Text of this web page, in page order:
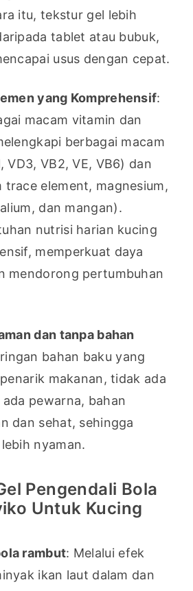
itu, tekstur gel lebih
tablet atau bubuk,
usus dengan cepat.
yang Komprehensif:
macam vitamin dan
berbagai macam
VD3, VB2, VE, VB6) dan
trace element, magnesium,
dan mangan).
nutrisi harian kucing
memperkuat daya
mendorong pertumbuhan
dan tanpa bahan
bahan baku yang
makanan, tidak ada
pewarna, bahan
dan sehat, sehingga
nyaman.
Pengendali Bola
Untuk Kucing
rambut: Melalui efek
ikan laut dalam dan